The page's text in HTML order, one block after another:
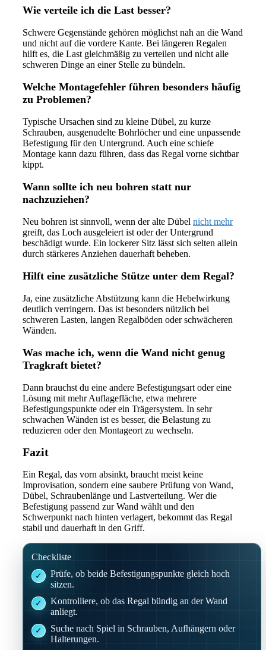
Wie verteile ich die Last besser?
Schwere Gegenstände gehören möglichst nah an die Wand
und nicht auf die vordere Kante. Bei längeren Regalen
hilft es, die Last gleichmäßig zu verteilen und nicht alle
schweren Dinge an einer Stelle zu bündeln.
Welche Montagefehler führen besonders häufig
zu Problemen?
Typische Ursachen sind zu kleine Dübel, zu kurze
Schrauben, ausgenudelte Bohrlöcher und eine unpassende
Befestigung für den Untergrund. Auch eine schiefe
Montage kann dazu führen, dass das Regal vorne sichtbar
kippt.
Wann sollte ich neu bohren statt nur
nachzuziehen?
Neu bohren ist sinnvoll, wenn der alte Dübel nicht mehr
greift, das Loch ausgeleiert ist oder der Untergrund
beschädigt wurde. Ein lockerer Sitz lässt sich selten allein
durch stärkeres Anziehen dauerhaft beheben.
Hilft eine zusätzliche Stütze unter dem Regal?
Ja, eine zusätzliche Abstützung kann die Hebelwirkung
deutlich verringern. Das ist besonders nützlich bei
schweren Lasten, langen Regalböden oder schwächeren
Wänden.
Was mache ich, wenn die Wand nicht genug
Tragkraft bietet?
Dann brauchst du eine andere Befestigungsart oder eine
Lösung mit mehr Auflagefläche, etwa mehrere
Befestigungspunkte oder ein Trägersystem. In sehr
schwachen Wänden ist es besser, die Belastung zu
reduzieren oder den Montageort zu wechseln.
Fazit
Ein Regal, das vorn absinkt, braucht meist keine
Improvisation, sondern eine saubere Prüfung von Wand,
Dübel, Schraubenlänge und Lastverteilung. Wer die
Befestigung passend zur Wand wählt und den
Schwerpunkt nach hinten verlagert, bekommt das Regal
stabil und dauerhaft in den Griff.
Checkliste
Prüfe, ob beide Befestigungspunkte gleich hoch
sitzen.
Kontrolliere, ob das Regal bündig an der Wand
anliegt.
Suche nach Spiel in Schrauben, Aufhängern oder
Halterungen.